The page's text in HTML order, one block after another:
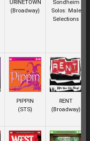
URINETOWN
(Broadway)
Sondheim
Solos: Male
Selections
PIPPIN
(STS)
RENT
(Broadway)